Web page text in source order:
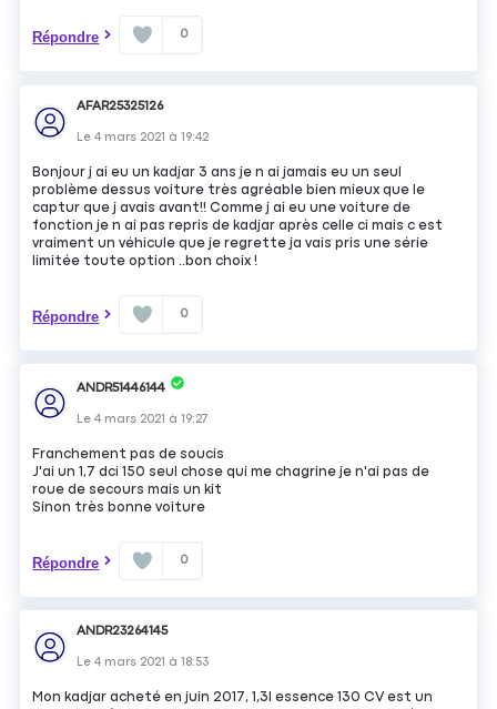
Répondre 0
AFAR25325126
Le4 mars 2021 à19:42
Bonjour j ai eu un kadjar 3 ans je n ai jamais eu un seul
problème dessus voiture très agréable bien mieux que le
captur que j avais avant!! Comme j ai eu une voiture de
fonction je n ai pas repris de kadjar après celle ci mais c est
vraiment un véhicule que je regrette ja vais pris une série
limitée toute option ..bon choix !
Répondre 0
ANDR51446144
Le4 mars 2021 à19:27
Franchement pas de soucis
J'ai un 1,7 dci 150 seul chose qui me chagrine je n'ai pas de
roue de secours mais un kit
Sinon très bonne voiture
Répondre 0
ANDR23264145
Le4 mars 2021 à18:53
Mon kadjar acheté en juin 2017, 1,3l essence 130 CV est un